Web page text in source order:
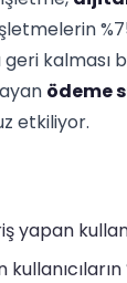
geri
ödeme
etkiliyor.